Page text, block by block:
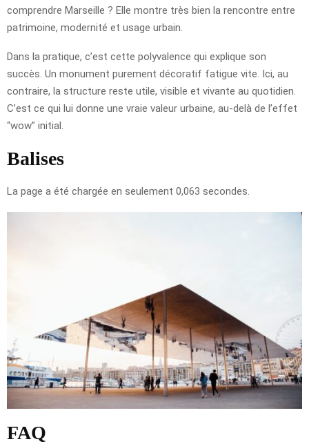
comprendre Marseille ? Elle montre très bien la rencontre entre
patrimoine, modernité et usage urbain.
Dans la pratique, c’est cette polyvalence qui explique son
succès. Un monument purement décoratif fatigue vite. Ici, au
contraire, la structure reste utile, visible et vivante au quotidien.
C’est ce qui lui donne une vraie valeur urbaine, au-delà de l’effet
“wow” initial.
Balises
La page a été chargée en seulement 0,063 secondes.
FAQ